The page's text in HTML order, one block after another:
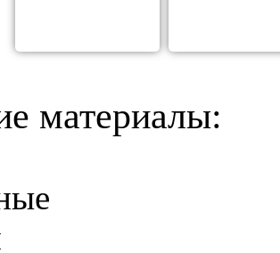
материалы: